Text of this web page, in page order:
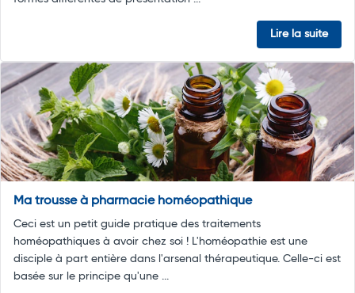
Lire la suite
Ma trousse à pharmacie homéopathique
Ceci est un petit guide pratique des traitements
homéopathiques à avoir chez soi ! L'homéopathie est une
disciple à part entière dans l'arsenal thérapeutique. Celle-ci est
basée sur le principe qu'une ...